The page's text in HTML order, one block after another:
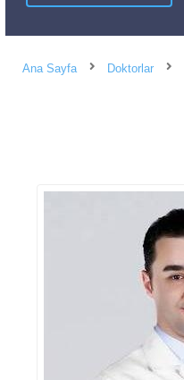
Ana Sayfa Doktorlar